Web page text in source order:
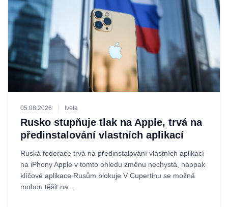
05.08.2026 Iveta
Rusko stupňuje tlak na Apple, trvá na
předinstalování vlastních aplikací
Ruská federace trvá na předinstalování vlastních aplikací
na iPhony Apple v tomto ohledu změnu nechystá, naopak
klíčové aplikace Rusům blokuje V Cupertinu se možná
mohou těšit na...